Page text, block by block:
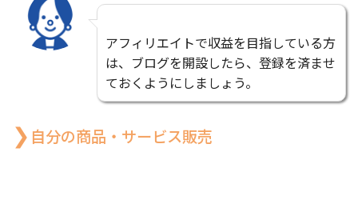
アフィリエイトで収益を目指している方
は、ブログを開設したら、登録を済ませ
ておくようにしましょう。
自分の商品・サービス販売